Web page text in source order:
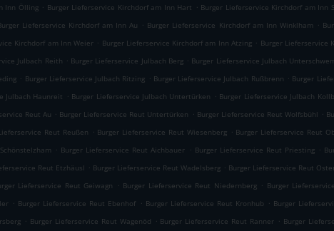
Inn Ölling . Burger Lieferservice Kirchdorf am Inn Hart . Burger Lieferservice Kirchdorf am Inn
Lieferservice Kirchdorf am Inn Au . Burger Lieferservice Kirchdorf am Inn Winklham .
Kirchdorf am Inn Weier . Burger Lieferservice Kirchdorf am Inn Atzing . Burger Lieferservice
Julbach Reith . Burger Lieferservice Julbach Berg . Burger Lieferservice Julbach
. Burger Lieferservice Julbach Ritzing . Burger Lieferservice Julbach Rußbrenn . Burger
Julbach Haunreit . Burger Lieferservice Julbach Untertürken . Burger Lieferservice Julbach
Reut Au . Burger Lieferservice Reut Untertürken . Burger Lieferservice Reut Wolfsbühl .
Reut Reußen . Burger Lieferservice Reut Wiesenberg . Burger Lieferservice Reut
. Burger Lieferservice Reut Aichbauer . Burger Lieferservice Reut Priesting .
Reut Etzhäusl . Burger Lieferservice Reut Wadelsberg . Burger Lieferservice Reut
Lieferservice Reut Geiwagn . Burger Lieferservice Reut Niedernberg . Burger
. Burger Lieferservice Reut Ebenhof . Burger Lieferservice Reut Kronhub . Burger
. Burger Lieferservice Reut Wagenöd . Burger Lieferservice Reut Ranner . Burger